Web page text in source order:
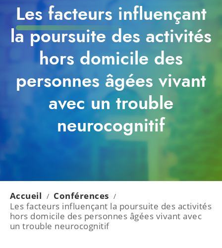
Les facteurs influençant
la poursuite des activités
hors domicile des
personnes âgées vivant
avec un trouble
neurocognitif
Accueil / Conférences /
Les facteurs influençant la poursuite des activités
hors domicile des personnes âgées vivant avec
un trouble neurocognitif